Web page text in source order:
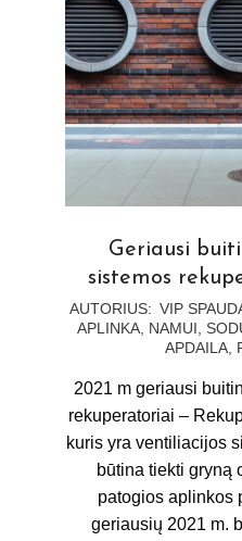
Geriausi
sistemos
2021-
09-
AUTORIUS: VIP
APLINKA, NAMUI,
APDAILA,
2021 m geriausi
rekuperatoriai –
kuris yra ventiliacijos
būtina tiekti gryną
patogios aplinkos
geriausių 2021 m.